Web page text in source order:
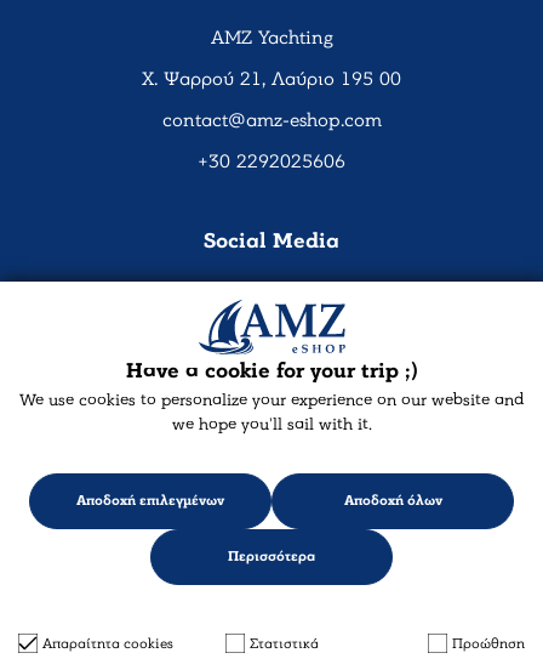
AMZ Yachting
Χ. Ψαρρού 21, Λαύριο 195 00
contact@amz-eshop.com
+30 2292025606
Social Media
Designed & developed with by Infocube
Have a cookie for your trip ;)
We use cookies to personalize your experience on our website and
we hope you'll sail with it.
Αποδοχή επιλεγμένων Αποδοχή όλων
Περισσότερα
Απαραίτητα cookies Στατιστικά Προώθηση